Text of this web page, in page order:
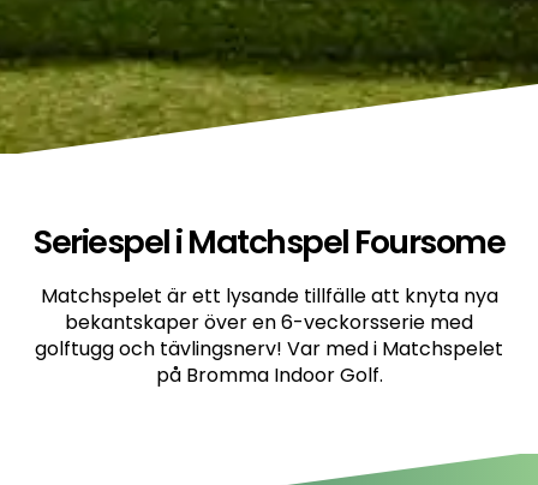
Seriespel i Matchspel Foursome
Matchspelet är ett lysande tillfälle att knyta nya
bekantskaper över en 6-veckorsserie med
golftugg och tävlingsnerv! Var med i Matchspelet
på Bromma Indoor Golf.